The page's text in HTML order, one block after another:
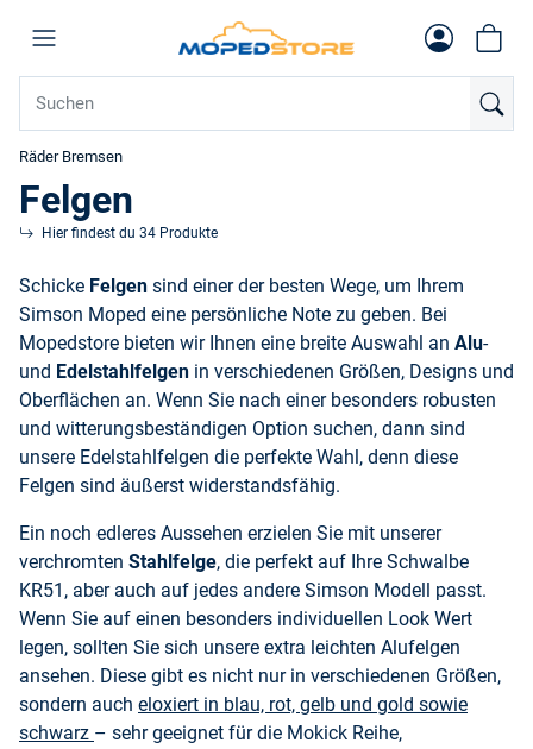
Räder Bremsen
Felgen
Hier findest du 34 Produkte
Schicke Felgen sind einer der besten Wege, um Ihrem
Simson Moped eine persönliche Note zu geben. Bei
Mopedstore bieten wir Ihnen eine breite Auswahl an Alu-
und Edelstahlfelgen in verschiedenen Größen, Designs und
Oberflächen an. Wenn Sie nach einer besonders robusten
und witterungsbeständigen Option suchen, dann sind
unsere Edelstahlfelgen die perfekte Wahl, denn diese
Felgen sind äußerst widerstandsfähig.
Ein noch edleres Aussehen erzielen Sie mit unserer
verchromten Stahlfelge, die perfekt auf Ihre Schwalbe
KR51, aber auch auf jedes andere Simson Modell passt.
Wenn Sie auf einen besonders individuellen Look Wert
legen, sollten Sie sich unsere extra leichten Alufelgen
ansehen. Diese gibt es nicht nur in verschiedenen Größen,
sondern auch eloxiert in blau, rot, gelb und gold sowie
schwarz – sehr geeignet für die Mokick Reihe,